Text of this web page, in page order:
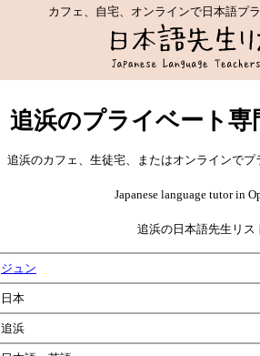
カフェ、自宅、オンラインで日本語プ
追浜のプライベート専
追浜のカフェ、生徒宅、またはオンラインで
Japanese language tutor in
追浜の日本語先生リス
ジュン
日本
追浜